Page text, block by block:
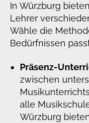
In Würzburg
Lehrer
Wähle die
Bedürfnissen
Präsenz-
zwischen
alle
Würzburg